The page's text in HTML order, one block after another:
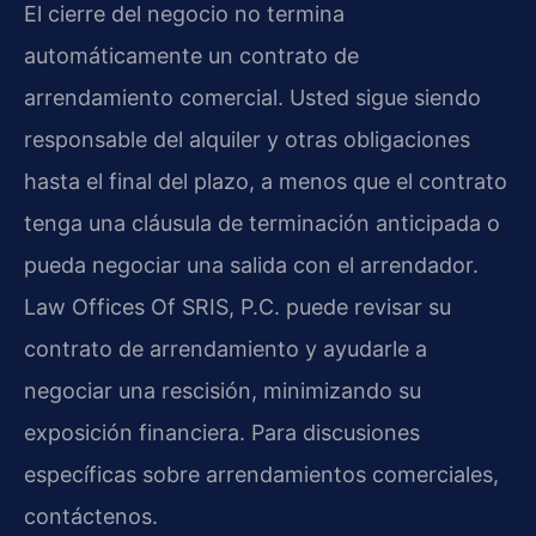
El cierre del negocio no termina
automáticamente un contrato de
arrendamiento comercial. Usted sigue siendo
responsable del alquiler y otras obligaciones
hasta el final del plazo, a menos que el contrato
tenga una cláusula de terminación anticipada o
pueda negociar una salida con el arrendador.
Law Offices Of SRIS, P.C. puede revisar su
contrato de arrendamiento y ayudarle a
negociar una rescisión, minimizando su
exposición financiera. Para discusiones
específicas sobre arrendamientos comerciales,
contáctenos.